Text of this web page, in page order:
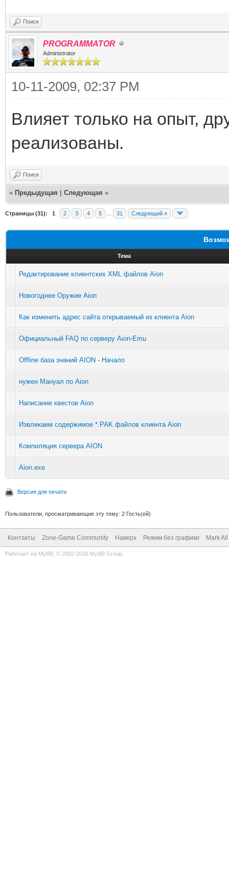
Поиск
PROGRAMMATOR
Administrator
10-11-2009, 02:37 PM
Влияет только на опыт,
реализованы.
Поиск
« Предыдущая Следующая »
Страницы (31): 1 2 3 4 5 31 Следующий »
Тема
Редактирование клиентских XML файлов Aion
Новогоднее Оружие Aion
Как изменить адрес сайта открываемый из клиента Aion
Официальный FAQ по серверу Aion-Emu
Offline база знаний AION - Начало
нужен Мануал по Aion
Написание квестов Aion
Извлекаем содержимое *.PAK файлов клиента Aion
Компиляция сервера AION
Aion.exe
Версия для печати
Пользователи, просматривающие эту тему: 2 Гость(ей)
Контакты Zone-Game Community Наверх Режим без графики Mark
Работает на MyBB , © 2002-2026 MyBB Group